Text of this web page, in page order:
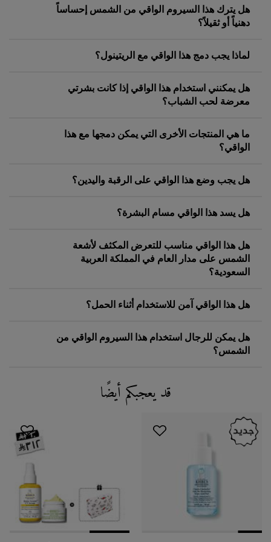
هل يترك هذا السيروم الواقي من الشمس إحساساً
دهنياً أو ثقيلاً؟
لماذا يجب دمج هذا الواقي مع الريتينول؟
هل يمكنني استخدام هذا الواقي إذا كانت بشرتي
معرضة لحب الشباب؟
ما هي المنتجات الأخرى التي يمكن دمجها مع هذا
الواقي؟
هل يجب وضع هذا الواقي على الرقبة واليدين؟
هل يسد هذا الواقي مسام البشرة؟
هل هذا الواقي مناسب للتعرض المكثف لأشعة
الشمس على مدار العام في المملكة العربية
السعودية؟
هل هذا الواقي آمن للاستخدام أثناء الحمل؟
هل يمكن للرجال استخدام هذا السيروم الواقي من
الشمس؟
قد يعجبكم أيضًا